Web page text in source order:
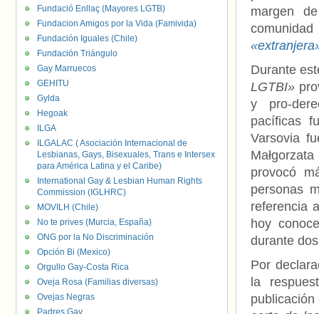
margen
Durante
LGTBI»
y pro-
pacíficas
Varsovia
provocó
personas
referencia
hoy
durante
Por
la
Fundació Enllaç (Mayores LGTB)
Fundacion Amigos por la Vida (Famivida)
Fundación Iguales (Chile)
Fundación Triángulo
Gay Marruecos
GEHITU
Gylda
Hegoak
ILGA
ILGALAC ( Asociación Internacional de
Lesbianas, Gays, Bisexuales, Trans e Intersex
para América Latina y el Caribe)
International Gay & Lesbian Human Rights
Commission (IGLHRC)
MOVILH (Chile)
No te prives (Murcia, España)
ONG por la No Discriminación
Opción Bi (Mexico)
Orgullo Gay-Costa Rica
Oveja Rosa (Familias diversas)
Ovejas Negras
Padres Gay